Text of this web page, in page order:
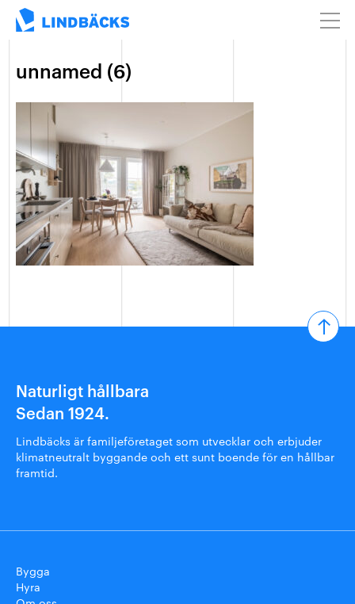
unnamed (6)
Naturligt hållbara
Sedan 1924.
Lindbäcks är familjeföretaget som utvecklar och erbjuder
klimatneutralt byggande och ett sunt boende för en hållbar
framtid.
Bygga
Hyra